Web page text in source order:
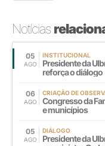
Notícias
05
AGO
INSTITUCIONAL
Presidente da
reforça o diálogo
06
AGO
CRIAÇÃO DE
Congresso da
e municípios
05
AGO
DIÁLOGO
Presidente da